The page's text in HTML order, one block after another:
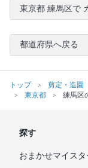
東京都 練馬区で
都道府県へ戻る
トップ 剪定・造園
東京都
練馬区
探す
おまかせマイスタ